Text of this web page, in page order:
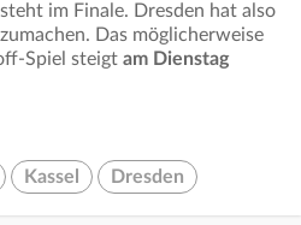
im Finale. Dresden hat also
Das möglicherweise
Spiel steigt am Dienstag
Kassel Dresden